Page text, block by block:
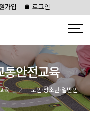
가입 로그인
통안전교육
육
노인·청소년·일반인